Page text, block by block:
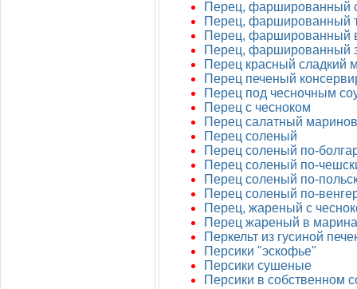
Перец, фаршированный
Перец, фаршированный
Перец, фаршированный
Перец, фаршированный
Перец красный сладкий
Перец печеный
Перец под чесночным
Перец с чесноком
Перец салатный
Перец соленый
Перец соленый по-
Перец соленый по-
Перец соленый по-
Перец соленый по-
Перец, жареный с
Перец жареный в
Перкельт из гусиной
Персики "эскофье"
Персики сушеные
Персики в собственном